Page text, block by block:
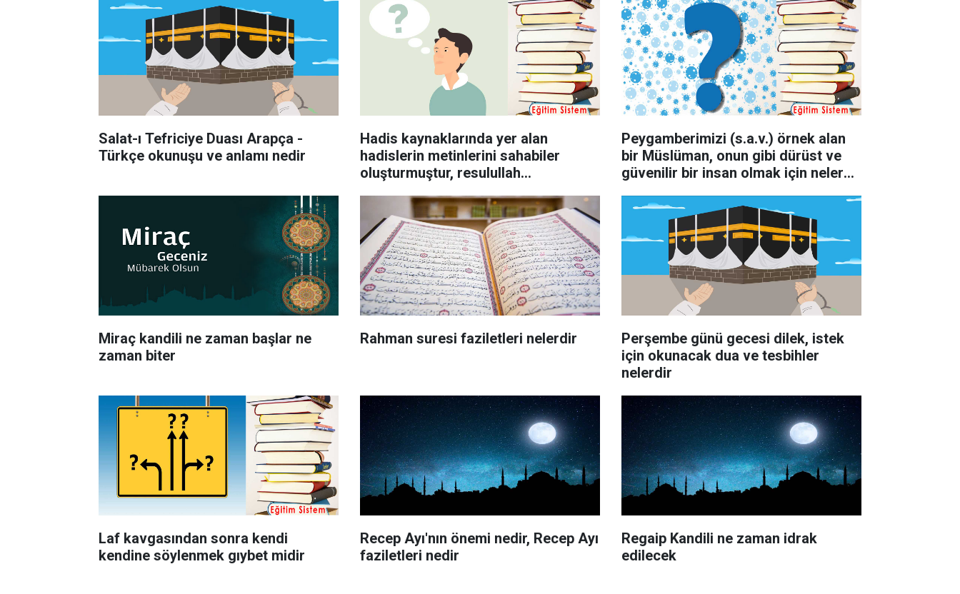
Salat-ı Tefriciye Duası Arapça -
Türkçe okunuşu ve anlamı nedir
Hadis kaynaklarında yer alan
hadislerin metinlerini sahabiler
oluşturmuştur, resulullah
Peygamberimizi (s.a.v.) örnek alan
bir Müslüman, onun gibi dürüst ve
güvenilir bir insan olmak için nelere
Miraç kandili ne zaman başlar ne
zaman biter
Rahman suresi faziletleri nelerdir
Perşembe günü gecesi dilek, istek
için okunacak dua ve tesbihler
nelerdir
Laf kavgasından sonra kendi
kendine söylenmek gıybet midir
Recep Ayı'nın önemi nedir, Recep Ayı
faziletleri nedir
Regaip Kandili ne zaman idrak
edilecek